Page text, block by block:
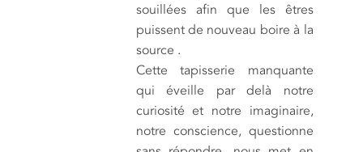
souillées afin que les êtres
puissent de nouveau boire à la
source .
Cette tapisserie manquante
qui éveille par delà notre
curiosité et notre imaginaire,
notre conscience, questionne